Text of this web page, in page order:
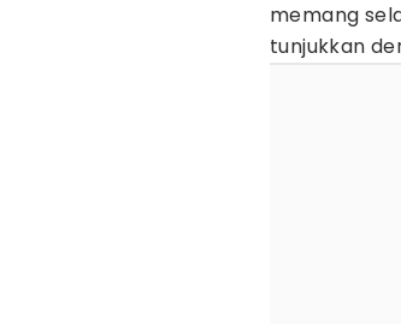
memang
tunjukkan